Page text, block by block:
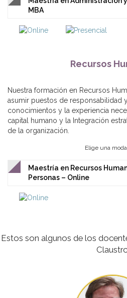
MBA
Recursos
Nuestra formación en Recursos
asumir puestos de responsabilidad
conocimientos y la experiencia
capital humano y la Integración
de la organización.
Elige una
Maestría en Recursos
Personas – Online
Estos son algunos de los